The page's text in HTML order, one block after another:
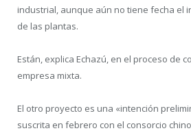
industrial, aunque aún no tiene fecha el
de las plantas.
Están, explica Echazú, en el proceso de
empresa mixta.
El otro proyecto es una «intención
suscrita en febrero con el consorcio